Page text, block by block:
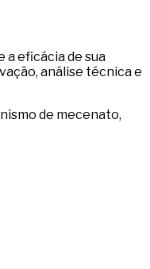
a eficácia de sua
análise técnica e
de mecenato,